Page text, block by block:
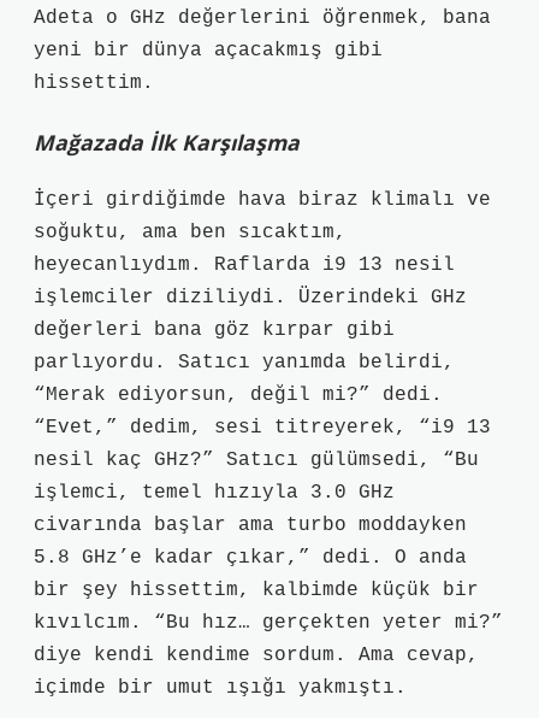
Adeta o GHz değerlerini öğrenmek, bana
yeni bir dünya açacakmış gibi
hissettim.
Mağazada İlk Karşılaşma
İçeri girdiğimde hava biraz klimalı ve
soğuktu, ama ben sıcaktım,
heyecanlıydım. Raflarda i9 13 nesil
işlemciler diziliydi. Üzerindeki GHz
değerleri bana göz kırpar gibi
parlıyordu. Satıcı yanımda belirdi,
“Merak ediyorsun, değil mi?” dedi.
“Evet,” dedim, sesi titreyerek, “i9 13
nesil kaç GHz?” Satıcı gülümsedi, “Bu
işlemci, temel hızıyla 3.0 GHz
civarında başlar ama turbo moddayken
5.8 GHz’e kadar çıkar,” dedi. O anda
bir şey hissettim, kalbimde küçük bir
kıvılcım. “Bu hız… gerçekten yeter mi?”
diye kendi kendime sordum. Ama cevap,
içimde bir umut ışığı yakmıştı.